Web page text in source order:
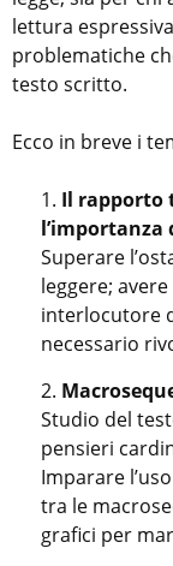
lettura
problematiche
testo scritto.
Ecco in breve i
Il rapporto
l’importanza
Superare
leggere;
interlocutore
necessario
Studio del
pensieri
Imparare
tra le
grafici per